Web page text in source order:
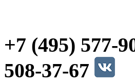
+7 (495) 577-
508-37-67